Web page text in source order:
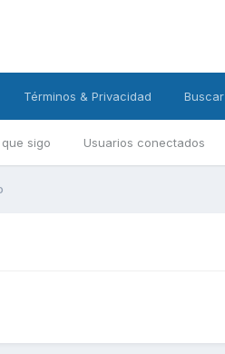
sigo Usuarios conectados
Términos & Privacidad Buscar